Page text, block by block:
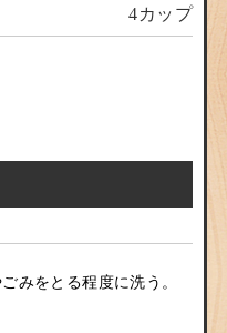
4カップ
みをとる程度に洗う。